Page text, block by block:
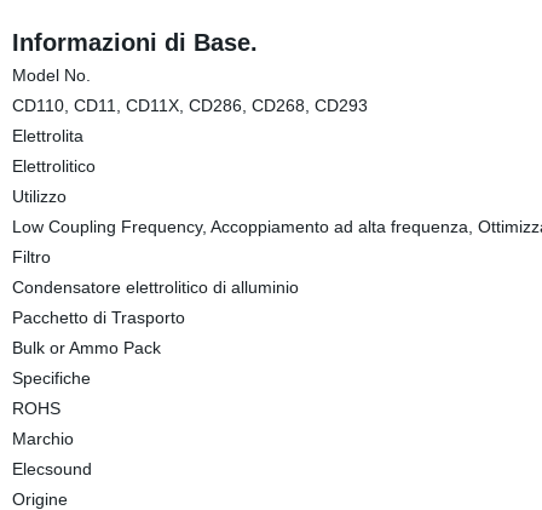
Informazioni di Base.
Model No.
CD110, CD11, CD11X, CD286, CD268, CD293
Elettrolita
Elettrolitico
Utilizzo
Low Coupling Frequency, Accoppiamento ad alta frequenza,
Filtro
Condensatore elettrolitico di alluminio
Pacchetto di Trasporto
Bulk or Ammo Pack
Specifiche
ROHS
Marchio
Elecsound
Origine